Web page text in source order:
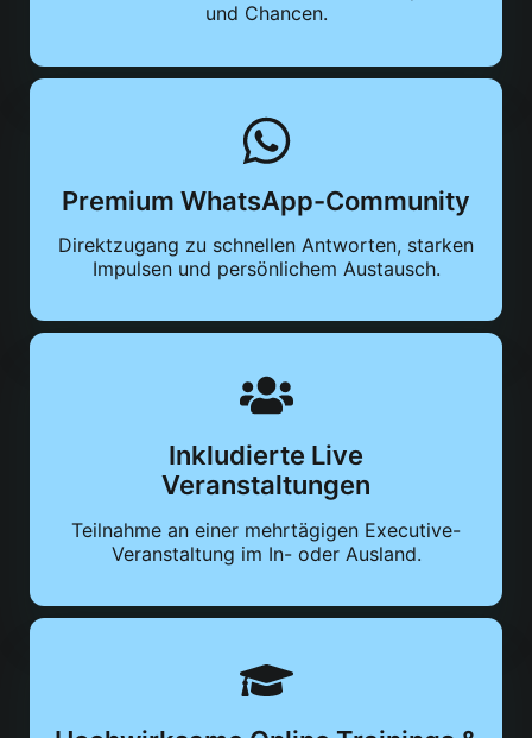
und Chancen.
Premium WhatsApp-Community
Direktzugang zu schnellen Antworten, starken
Impulsen und persönlichem Austausch.
Inkludierte Live
Veranstaltungen
Teilnahme an einer mehrtägigen Executive-
Veranstaltung im In- oder Ausland.